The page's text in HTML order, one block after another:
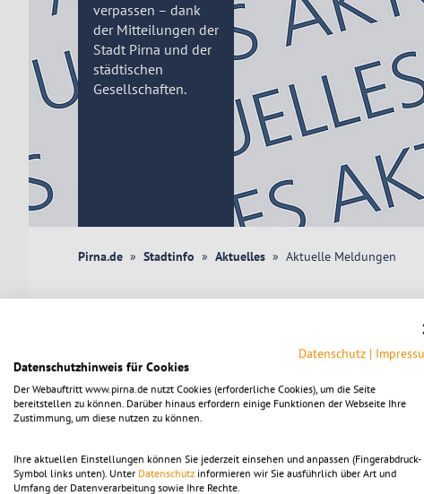
verpassen – dank
der Mitteilungen der
Stadt Pirna und der
städtischen
Gesellschaften.
Pirna.de Stadtinfo Aktuelles Aktuelle Meldungen
Aktuelle Meldungen aus
10.02.2026
Die Gebühren für den deutschen
2026
Datenschutz |
Datenschutzhinweis für Cookies
Der Webauftritt www.pirna.de nutzt Cookies (erforderliche Cookies), um die Seite
bereitstellen zu können. Darüber hinaus erfordern einige Funktionen der Webseite Ihre
Zustimmung, um diese nutzen zu können.
Ihre aktuellen Einstellungen können Sie jederzeit einsehen und anpassen (Fingerabdruck-
Symbol links unten). Unter Datenschutz informieren wir Sie ausführlich über Art und
Umfang der Datenverarbeitung sowie Ihre Rechte.